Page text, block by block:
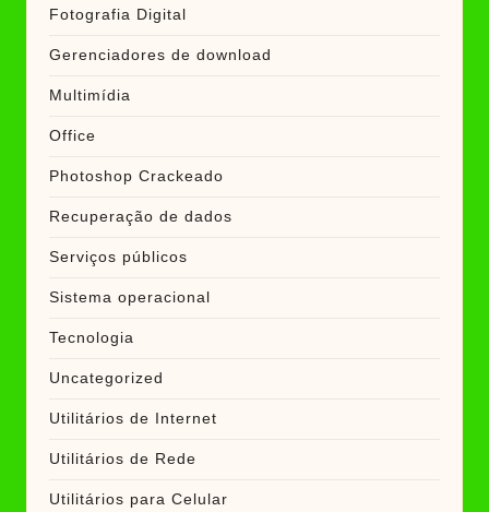
Fotografia Digital
Gerenciadores de download
Multimídia
Office
Photoshop Crackeado
Recuperação de dados
Serviços públicos
Sistema operacional
Tecnologia
Uncategorized
Utilitários de Internet
Utilitários de Rede
Utilitários para Celular